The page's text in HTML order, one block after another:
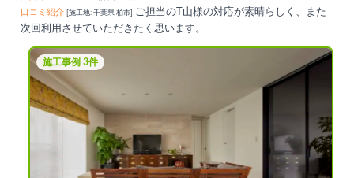
口コミ紹介 [施工地: 千葉県 柏市]
ご担当のT山様の対応が素晴らしく、また
次回利用させていただきたく思います。
施工事例 3件